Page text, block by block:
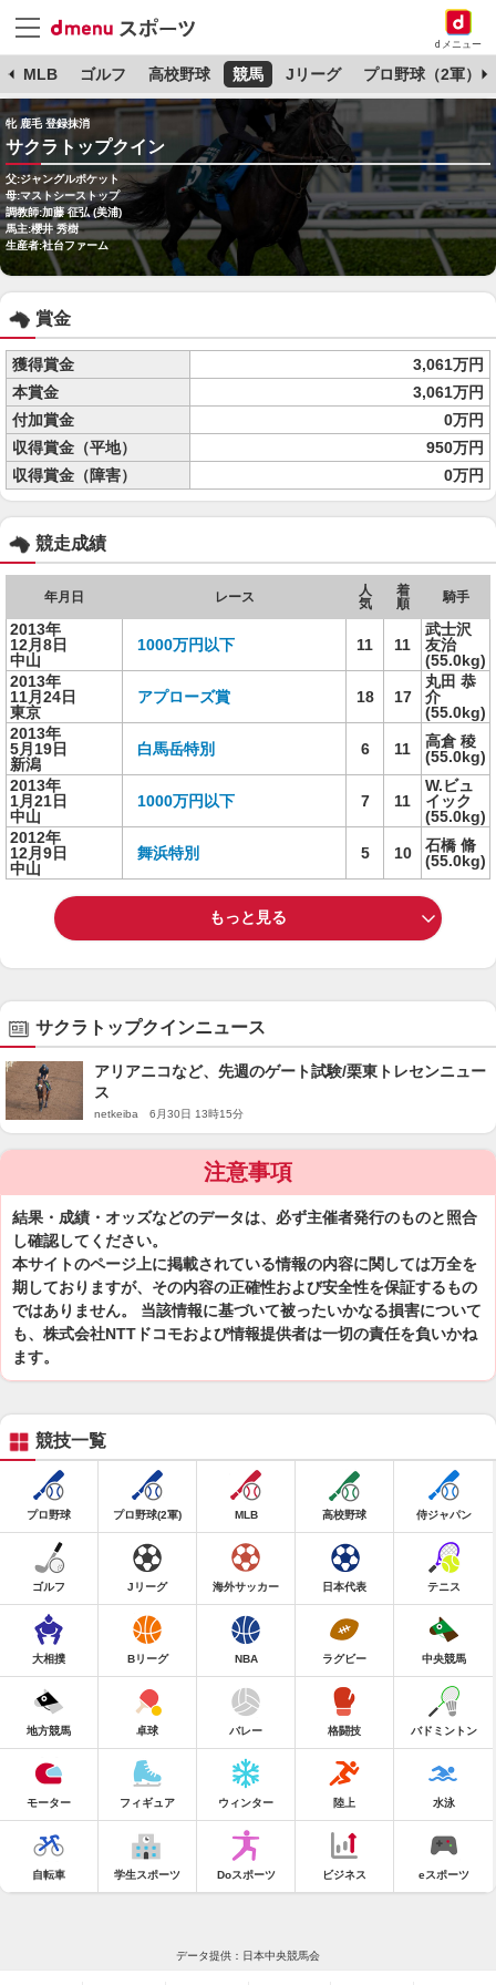
dメニュー
MLB ゴルフ 高校野球 競馬 Jリーグ プロ野球（2軍）
牝 鹿毛 登録抹消
サクラトップクイン
父:ジャングルポケット
母:マストシーストップ
調教師:加藤 征弘 (美浦)
馬主:櫻井 秀樹
生産者:社台ファーム
賞金
獲得賞金
3,061万円
本賞金
3,061万円
付加賞金
0万円
収得賞金（平地）
950万円
収得賞金（障害）
0万円
競走成績
年月日 レース
人
気
着
順
騎手
2013年
12月8日
中山
1000万円以下 11 11
武士沢
友治
(55.0kg)
2013年
11月24日
東京
アプローズ賞 18 17
丸田 恭
介
(55.0kg)
2013年
5月19日
新潟
白馬岳特別 6 11
高倉 稜
(55.0kg)
2013年
1月21日
中山
1000万円以下 7 11
W.ビュ
イック
(55.0kg)
2012年
12月9日
中山
舞浜特別 5 10
石橋 脩
(55.0kg)
もっと見る
サクラトップクインニュース
アリアニコなど、先週のゲート試験/栗東トレセンニュー
ス
netkeiba 6月30日 13時15分
注意事項
結果・成績・オッズなどのデータは、必ず主催者発行のものと照合
し確認してください。
本サイトのページ上に掲載されている情報の内容に関しては万全を
期しておりますが、その内容の正確性および安全性を保証するもの
ではありません。 当該情報に基づいて被ったいかなる損害について
も、株式会社NTTドコモおよび情報提供者は一切の責任を負いかね
ます。
競技一覧
プロ野球 プロ野球(2軍) MLB 高校野球 侍ジャパン
ゴルフ Jリーグ 海外サッカー 日本代表 テニス
大相撲 Bリーグ NBA ラグビー 中央競馬
地方競馬 卓球 バレー 格闘技 バドミントン
モーター フィギュア ウィンター 陸上 水泳
自転車 学生スポーツ Doスポーツ ビジネス eスポーツ
データ提供：日本中央競馬会